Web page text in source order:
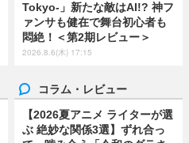
Tokyo-」新たな敵はAI!? 神フ
ァンサも健在で舞台初心者も
悶絶！＜第2期レビュー＞
2026.8.6(木) 17:15
コラム・レビュー
【2026夏アニメ ライターが選
ぶ 絶妙な関係3選】ずれ合っ